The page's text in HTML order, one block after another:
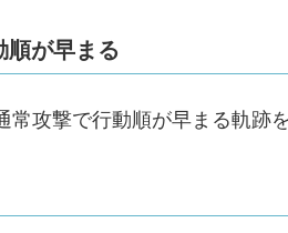
順が早まる
攻撃で行動順が早まる軌跡